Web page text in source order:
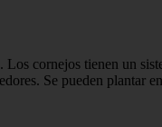
cornejos tienen un
Se pueden plantar